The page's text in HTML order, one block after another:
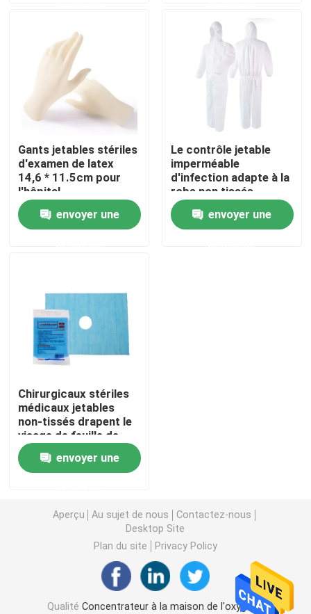
Visite d'usine
Contactez-nous
Nouvelles
Cas
Demandez une citation
Concentrateur médical de l'oxygène
concentrateur de l'oxygène de voyage
Machines portatives de nébuliseur
Appareillage médical d'aspiration
Moniteur à la maison de saturation de l'oxygène
Thermomètre numérique de ménage
Moniteur de tension artérielle de ménage
Gants jetables stériles
d'examen de latex
14,6 * 11.5cm pour
l'hôpital
envoyer une
Le contrôle jetable
imperméable
d'infection adapte à la
robe non tissée
protectrice
d'isolement de
sécurité
envoyer une
Chirurgicaux stériles
médicaux jetables
non-tissés drapent le
visage de feuille de
serviette de trou
envoyer une
Aperçu Au sujet de nous
Contactez-nous
Desktop Site
Plan du site
Privacy Policy
QualitéConcentrateur à la maison de l'oxygène